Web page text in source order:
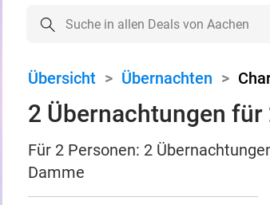
Übersicht > Übernachten >
2 Übernachtungen für
Für 2 Personen: 2
Damme